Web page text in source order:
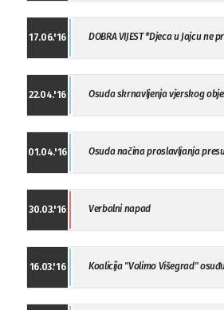
17.06.'16 DOBRA VIJEST *Djeca u Jajcu ne
22.04.'16 Osuda skrnavljenja vjerskog
01.04.'16 Osuda načina proslavljanja
30.03.'16 Verbalni napad
16.03.'16 Koalicija "Volimo Višegrad"